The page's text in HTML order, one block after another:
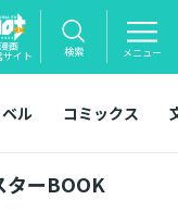
漫画
サイト 検索 メニュー
ル コミックス
ターBOOK